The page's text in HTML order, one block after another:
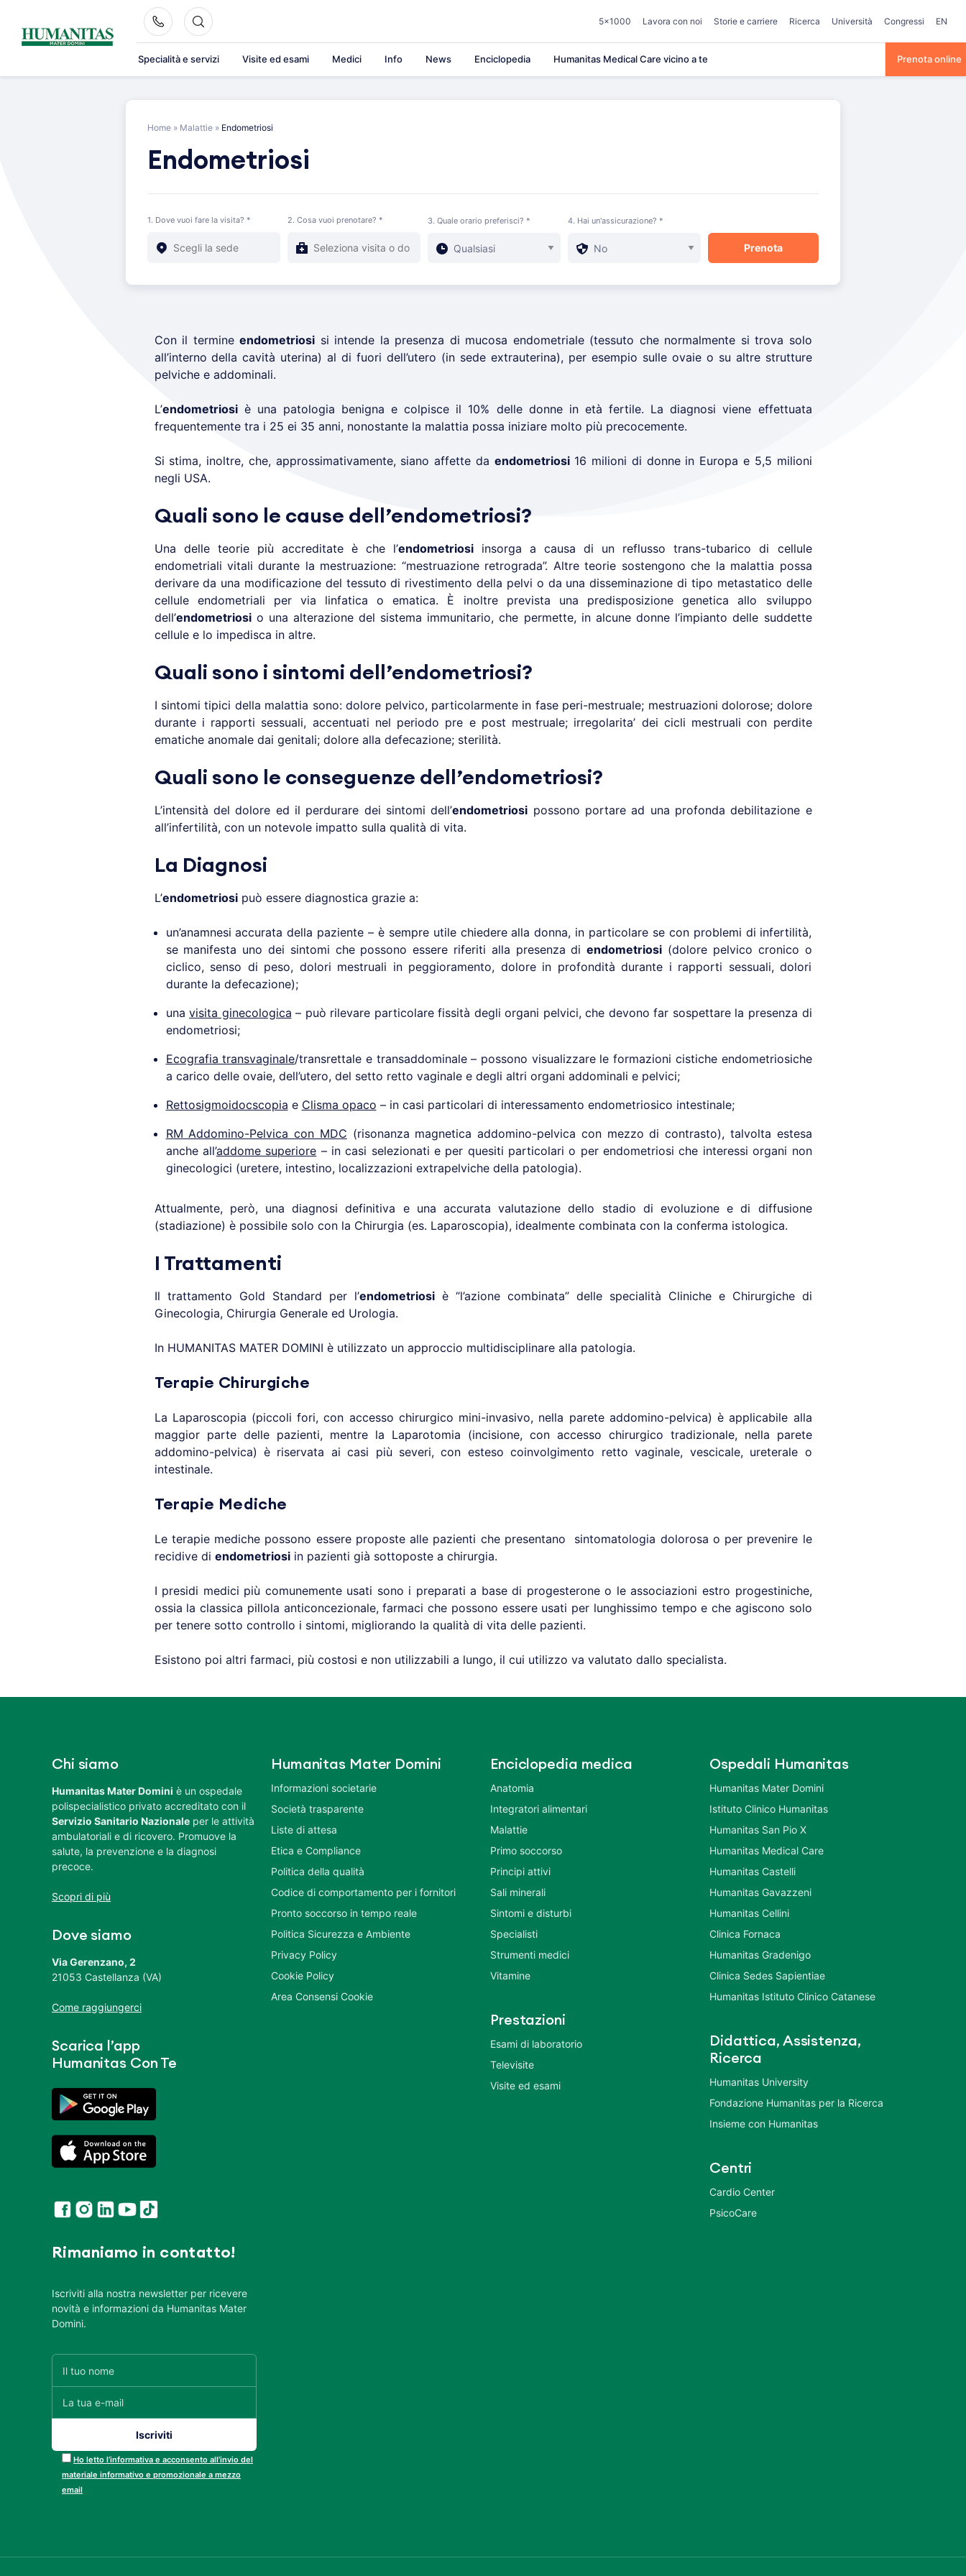
content
5×1000 Lavora con noi Storie e carriere Ricerca Università Congressi EN
Specialità e servizi Visite ed esami Medici Info News Enciclopedia Humanitas Medical Care vicino a te Prenota online
Home » Malattie » Endometriosi
Endometriosi
1. Dove vuoi fare la visita? * 2. Cosa vuoi prenotare? * 3. Quale orario preferisci? * 4. Hai un'assicurazione? *
Con il termine endometriosi si intende la presenza di mucosa endometriale (tessuto che normalmente si trova solo
all’interno della cavità uterina) al di fuori dell’utero (in sede extrauterina), per esempio sulle ovaie o su altre strutture
pelviche e addominali.
L’endometriosiè una patologia benigna e colpisce il 10% delle donne in età fertile. La diagnosi viene effettuata
frequentemente tra i 25 ei 35 anni, nonostante la malattia possa iniziare molto più precocemente.
Si stima, inoltre, che, approssimativamente, siano affette da endometriosi16 milioni di donne in Europa e 5,5 milioni
negli USA.
Quali sono le cause dell’endometriosi?
Una delle teorie più accreditate è che l’endometriosiinsorga a causa di un reflusso trans-tubarico di cellule
endometriali vitali durante la mestruazione: “mestruazione retrograda”. Altre teorie sostengono che la malattia possa
derivare da una modificazione del tessuto di rivestimento della pelvi o da una disseminazione di tipo metastatico delle
cellule endometriali per via linfatica o ematica. È inoltre prevista una predisposizione genetica allo sviluppo
dell’endometriosio una alterazione del sistema immunitario, che permette, in alcune donne l’impianto delle suddette
cellule e lo impedisca in altre.
Quali sono i sintomi dell’endometriosi?
I sintomi tipici della malattia sono: dolore pelvico, particolarmente in fase peri-mestruale; mestruazioni dolorose; dolore
durante i rapporti sessuali, accentuati nel periodo pre e post mestruale; irregolarita’ dei cicli mestruali con perdite
ematiche anomale dai genitali; dolore alla defecazione; sterilità.
Quali sono le conseguenze dell’endometriosi?
L’intensità del dolore ed il perdurare dei sintomi dell’endometriosi possono portare ad una profonda debilitazione e
all’infertilità, con un notevole impatto sulla qualità di vita.
La Diagnosi
L’endometriosipuò essere diagnostica grazie a:
un’anamnesi accurata della paziente – è sempre utile chiedere alla donna, in particolare se con problemi di infertilità,
se manifesta uno dei sintomi che possono essere riferiti alla presenza diendometriosi (dolore pelvico cronico o
ciclico, senso di peso, dolori mestruali in peggioramento, dolore in profondità durante i rapporti sessuali, dolori
durante la defecazione);
unavisita ginecologica – può rilevare particolare fissità degli organi pelvici, che devono far sospettare la presenza di
endometriosi;
Ecografia transvaginale/transrettale e transaddominale – possono visualizzare le formazioni cistiche endometriosiche
a carico delle ovaie, dell’utero, del setto retto vaginale e degli altri organi addominali e pelvici;
Rettosigmoidocscopia e Clisma opaco – in casi particolari di interessamento endometriosico intestinale;
RM Addomino-Pelvica con MDC (risonanza magnetica addomino-pelvica con mezzo di contrasto), talvolta estesa
anche all’addome superiore – in casi selezionati e per quesiti particolari o per endometriosi che interessi organi non
ginecologici (uretere, intestino, localizzazioni extrapelviche della patologia).
Attualmente, però, una diagnosi definitiva e una accurata valutazione dello stadio di evoluzione e di diffusione
(stadiazione) è possibile solo con la Chirurgia (es. Laparoscopia), idealmente combinata con la conferma istologica.
I Trattamenti
Il trattamento Gold Standard per l’endometriosiè “l’azione combinata” delle specialità Cliniche e Chirurgiche di
Ginecologia, Chirurgia Generale ed Urologia.
In HUMANITAS MATER DOMINI è utilizzato un approccio multidisciplinare alla patologia.
Terapie Chirurgiche
La Laparoscopia (piccoli fori, con accesso chirurgico mini-invasivo, nella parete addomino-pelvica) è applicabile alla
maggior parte delle pazienti, mentre la Laparotomia (incisione, con accesso chirurgico tradizionale, nella parete
addomino-pelvica) è riservata ai casi più severi, con esteso coinvolgimento retto vaginale, vescicale, ureterale o
intestinale.
Terapie Mediche
Le terapie mediche possono essere proposte alle pazienti che presentano sintomatologia dolorosa o per prevenire le
recidive di endometriosiin pazienti già sottoposte a chirurgia.
I presidi medici più comunemente usati sono i preparati a base di progesterone o le associazioni estro progestiniche,
ossia la classica pillola anticoncezionale, farmaci che possono essere usati per lunghissimo tempo e che agiscono solo
per tenere sotto controllo i sintomi, migliorando la qualità di vita delle pazienti.
Esistono poi altri farmaci, più costosi e non utilizzabili a lungo, il cui utilizzo va valutato dallo specialista.
Chi siamo
Humanitas Mater Domini è un ospedale
polispecialistico privato accreditato con il
Servizio Sanitario Nazionale per le attività
ambulatoriali e di ricovero. Promuove la
salute, la prevenzione e la diagnosi
precoce.
Scopri di più
Dove siamo
Via Gerenzano, 2
21053 Castellanza (VA)
Come raggiungerci
Scarica l’app
Humanitas Con Te
Rimaniamo in contatto!
Iscriviti alla nostra newsletter per ricevere
novità e informazioni da Humanitas Mater
Domini.
Ho letto l’informativa e acconsento all’invio del
materiale informativo e promozionale a mezzo
email
Humanitas Mater Domini
Informazioni societarie
Società trasparente
Liste di attesa
Etica e Compliance
Politica della qualità
Codice di comportamento per i fornitori
Pronto soccorso in tempo reale
Politica Sicurezza e Ambiente
Privacy Policy
Cookie Policy
Area Consensi Cookie
Enciclopedia medica
Anatomia
Integratori alimentari
Malattie
Primo soccorso
Principi attivi
Sali minerali
Sintomi e disturbi
Specialisti
Strumenti medici
Vitamine
Prestazioni
Esami di laboratorio
Televisite
Visite ed esami
Ospedali Humanitas
Humanitas Mater Domini
Istituto Clinico Humanitas
Humanitas San Pio X
Humanitas Medical Care
Humanitas Castelli
Humanitas Gavazzeni
Humanitas Cellini
Clinica Fornaca
Humanitas Gradenigo
Clinica Sedes Sapientiae
Humanitas Istituto Clinico Catanese
Didattica, Assistenza,
Ricerca
Humanitas University
Fondazione Humanitas per la Ricerca
Insieme con Humanitas
Centri
Cardio Center
PsicoCare